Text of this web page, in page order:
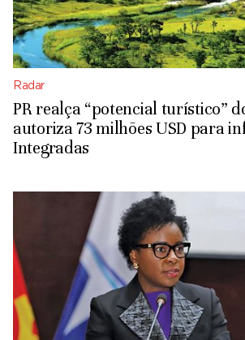
Radar
PR realça “potencial turístico”
autoriza 73 milhões USD para
Integradas